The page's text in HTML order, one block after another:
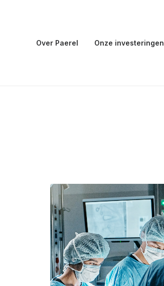
Over Paerel Onze investeringen